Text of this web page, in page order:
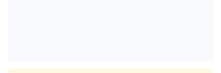
Selamat datang di Kota Robot Cilik. Untuk mendukung